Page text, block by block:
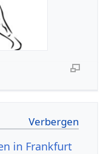
in Frankfurt